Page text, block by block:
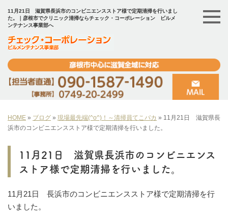
11月21日 滋賀県長浜市のコンビニエンスストア様で定期清掃を行いまし
た。｜彦根市でクリニック清掃ならチェック・コーポレーション ビルメ
ンテナンス事業部へ
HOME » ブログ » 現場最先端(^o^)！～清掃員てこパカ » 11月21日 滋賀県長
浜市のコンビニエンスストア様で定期清掃を行いました。
11月21日 滋賀県長浜市のコンビニエンス
ストア様で定期清掃を行いました。
11月21日 長浜市のコンビニエンスストア様で定期清掃を行
いました。